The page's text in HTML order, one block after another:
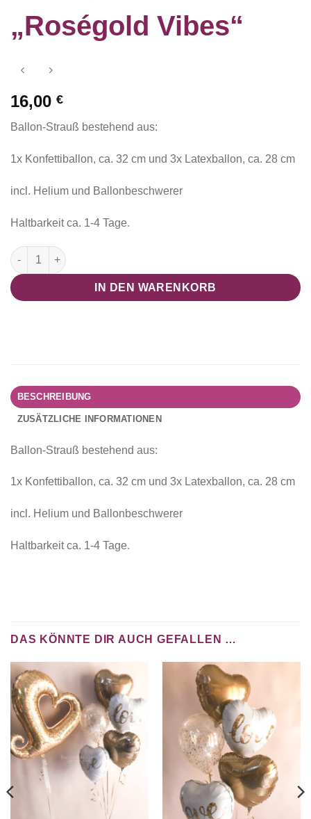
„Roségold Vibes“
16,00 €
Ballon-Strauß bestehend aus:
1x Konfettiballon, ca. 32 cm und 3x Latexballon, ca. 28 cm
incl. Helium und Ballonbeschwerer
Haltbarkeit ca. 1-4 Tage.
Ballonstrauß "Roségold Vibes" Menge
IN DEN WARENKORB
BESCHREIBUNG
ZUSÄTZLICHE INFORMATIONEN
Ballon-Strauß bestehend aus:
1x Konfettiballon, ca. 32 cm und 3x Latexballon, ca. 28 cm
incl. Helium und Ballonbeschwerer
Haltbarkeit ca. 1-4 Tage.
DAS KÖNNTE DIR AUCH GEFALLEN …